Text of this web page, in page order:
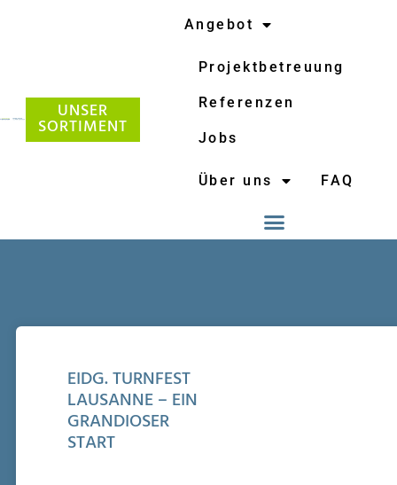
UNSER
SORTIMENT
Angebot
Projektbetreuung
Referenzen
Jobs
Über uns FAQ
EIDG. TURNFEST
LAUSANNE – EIN
GRANDIOSER
START